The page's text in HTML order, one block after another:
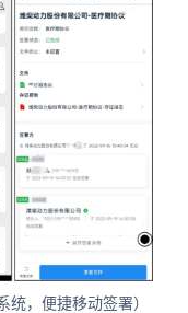
统，便捷移动签署）